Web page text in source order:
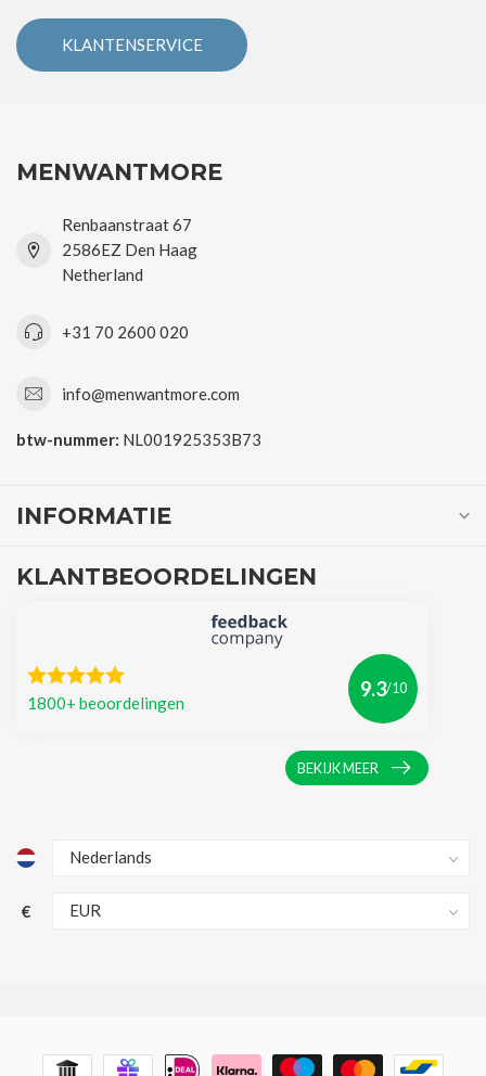
KLANTENSERVICE
MENWANTMORE
Renbaanstraat 67
2586EZ Den Haag
Netherland
+31 70 2600 020
info@menwantmore.com
btw-nummer: NL001925353B73
INFORMATIE
KLANTBEOORDELINGEN
1800+ beoordelingen
9.3/10
BEKIJK MEER
€